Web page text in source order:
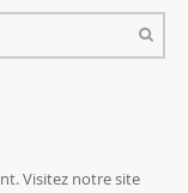
Visitez notre site